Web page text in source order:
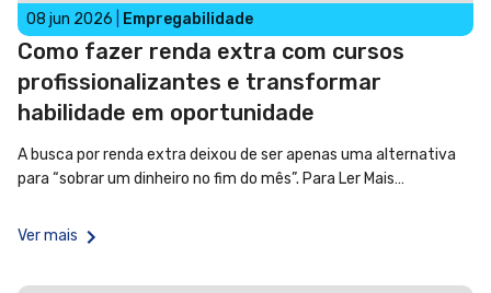
08 jun 2026 Empregabilidade
Como fazer renda extra com cursos
profissionalizantes e transformar
habilidade em oportunidade
A busca por renda extra deixou de ser apenas uma alternativa
para “sobrar um dinheiro no fim do mês”. Para Ler Mais…
Ver mais